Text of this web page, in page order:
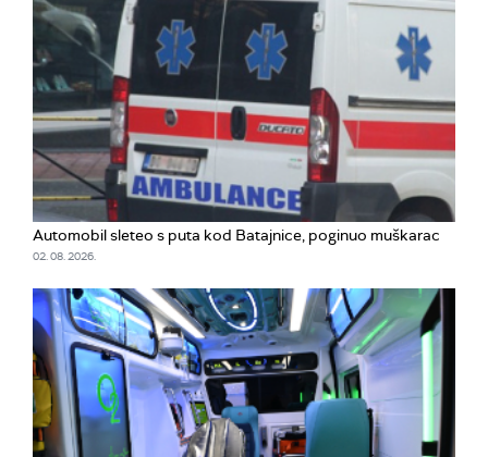
Automobil sleteo s puta kod Batajnice, poginuo muškarac
02. 08. 2026.